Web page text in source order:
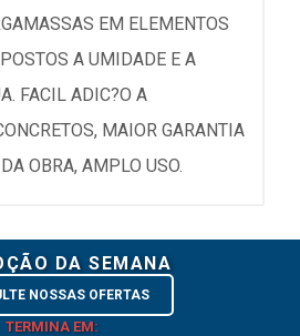
EM ELEMENTOS
A UMIDADE E A
FACIL ADIC?O A
MAIOR GARANTIA
OBRA, AMPLO USO.
DA SEMANA
NOSSAS OFERTAS
TERMINA EM: